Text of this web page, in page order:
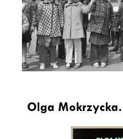
Olga Mokrzycka.